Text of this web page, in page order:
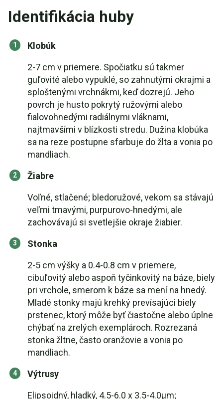
Identifikácia huby
Klobúk
2-7 cm v priemere. Spočiatku sú takmer
guľovité alebo vypuklé, so zahnutými okrajmi a
sploštenými vrchnákmi, keď dozrejú. Jeho
povrch je husto pokrytý ružovými alebo
fialovohnedými radiálnymi vláknami,
najtmavšími v blízkosti stredu. Dužina klobúka
sa na reze postupne sfarbuje do žlta a vonia po
mandliach.
Žiabre
Voľné, stlačené; bledoružové, vekom sa stávajú
veľmi tmavými, purpurovo-hnedými, ale
zachovávajú si svetlejšie okraje žiabier.
Stonka
2-5 cm výšky a 0.4-0.8 cm v priemere,
cibuľovitý alebo aspoň tyčinkovitý na báze, biely
pri vrchole, smerom k báze sa mení na hnedý.
Mladé stonky majú krehký prevísajúci biely
prstenec, ktorý môže byť čiastočne alebo úplne
chýbať na zrelých exemplároch. Rozrezaná
stonka žltne, často oranžovie a vonia po
mandliach.
Výtrusy
Elipsoidný, hladký, 4.5-6.0 x 3.5-4.0μm;